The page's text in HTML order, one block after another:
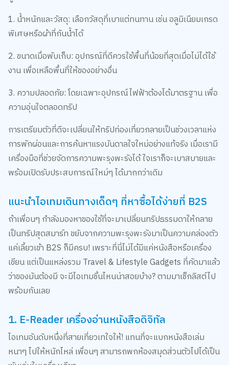
1. น้ำหนักและวัสดุ: เลือกวัสดุที่เบาแต่ทนทาน เช่น อลูมิเนียมเกรด
พิเศษหรือผ้าที่กันน้ำได้
2. ขนาดเมื่อพับเก็บ: อุปกรณ์ที่ดีควรใช้พื้นที่น้อยที่สุดเมื่อไม่ได้ใช้
งาน เพื่อเหลือพื้นที่ให้ของอย่างอื่น
3. ความปลอดภัย: โดยเฉพาะอุปกรณ์ไฟฟ้าต้องได้มาตรฐาน เพื่อ
ความอุ่นใจตลอดทริป
การเตรียมตัวที่ดีจะเปลี่ยนให้ทริปท่องเที่ยวกลายเป็นช่วงเวลาแห่ง
การพักผ่อนและการค้นหาแรงบันดาลใจใหม่อย่างแท้จริง เมื่อเรามี
เครื่องมือที่ช่วยจัดการความพะรุงพะรังได้ ใจเราก็จะเบาสบายและ
พร้อมเปิดรับประสบการณ์ใหม่ๆ ได้มากกว่าเดิม
แนะนำไอเทมเดินทางเด็ดๆ ที่หาซื้อได้ง่ายที่ B2S
ถ้าเพื่อนๆ กำลังมองหาของใช้ที่จะมาเปลี่ยนทริปธรรมดาให้กลาย
เป็นทริปสุดสมาร์ท ขยับจากความพะรุงพะรังมาเป็นความคล่องตัว
แค่เลี้ยวเข้า B2S ก็มีครบ! เพราะที่นี่ไม่ได้มีแค่หนังสือหรือเครื่อง
เขียน แต่เป็นแหล่งรวม Travel & Lifestyle Gadgets ที่คัดมาแล้ว
ว่าของมันต้องมี จะมีไอเทมชิ้นไหนน่าสอยบ้าง? ตามมาเช็กลิสต์ไป
พร้อมกันเลย
1. E-Reader เครื่องอ่านหนังสือดิจิทัล
ไอเทมอันดับหนึ่งที่สายเที่ยวเทใจให้! แทนที่จะแบกหนังสือเล่ม
หนาๆ ไปให้หนักไหล่ เพื่อนๆ สามารถพกห้องสมุดส่วนตัวไปได้เป็น
พันเล่มในเครื่องเดียว